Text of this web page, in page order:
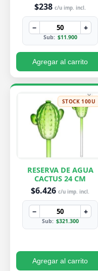
PEQUEÑA 7X8 CM
$238 c/u imp. incl.
− +
Sub: $11.900
Agregar al carrito
STOCK 100U
RESERVA DE AGUA
CACTUS 24 CM
$6.426 c/u imp. incl.
− +
Sub: $321.300
Agregar al carrito